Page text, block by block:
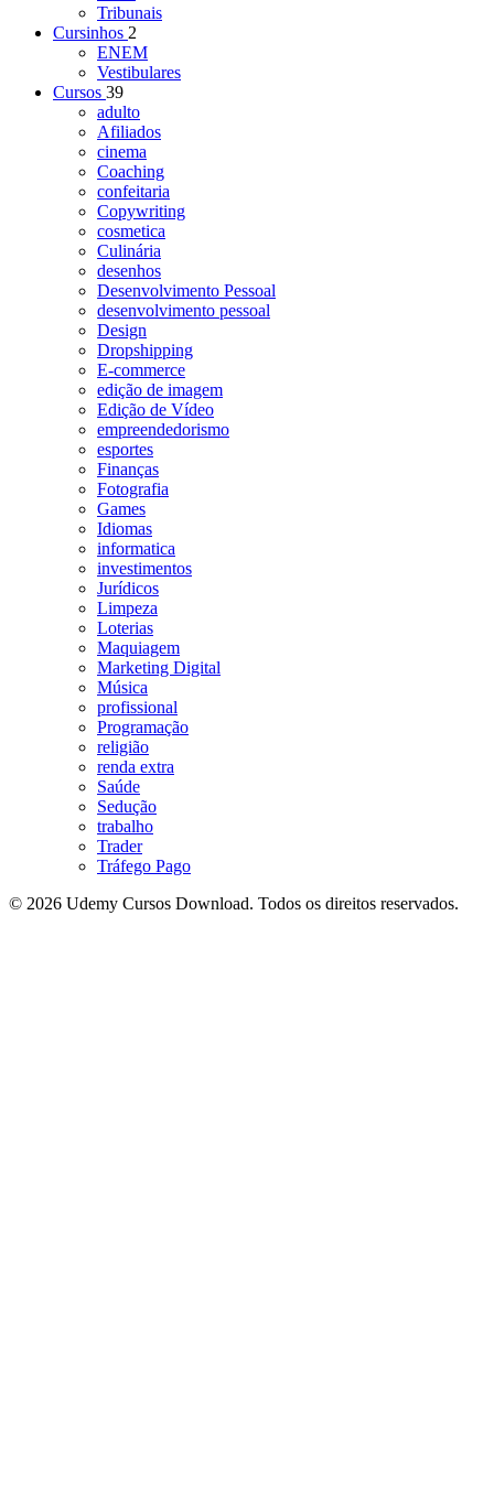
Tribunais
Cursinhos 2
ENEM
Vestibulares
Cursos 39
adulto
Afiliados
cinema
Coaching
confeitaria
Copywriting
cosmetica
Culinária
desenhos
Desenvolvimento Pessoal
desenvolvimento pessoal
Design
Dropshipping
E-commerce
edição de imagem
Edição de Vídeo
empreendedorismo
esportes
Finanças
Fotografia
Games
Idiomas
informatica
investimentos
Jurídicos
Limpeza
Loterias
Maquiagem
Marketing Digital
Música
profissional
Programação
religião
renda extra
Saúde
Sedução
trabalho
Trader
Tráfego Pago
© 2026 Udemy Cursos Download. Todos os direitos reservados.